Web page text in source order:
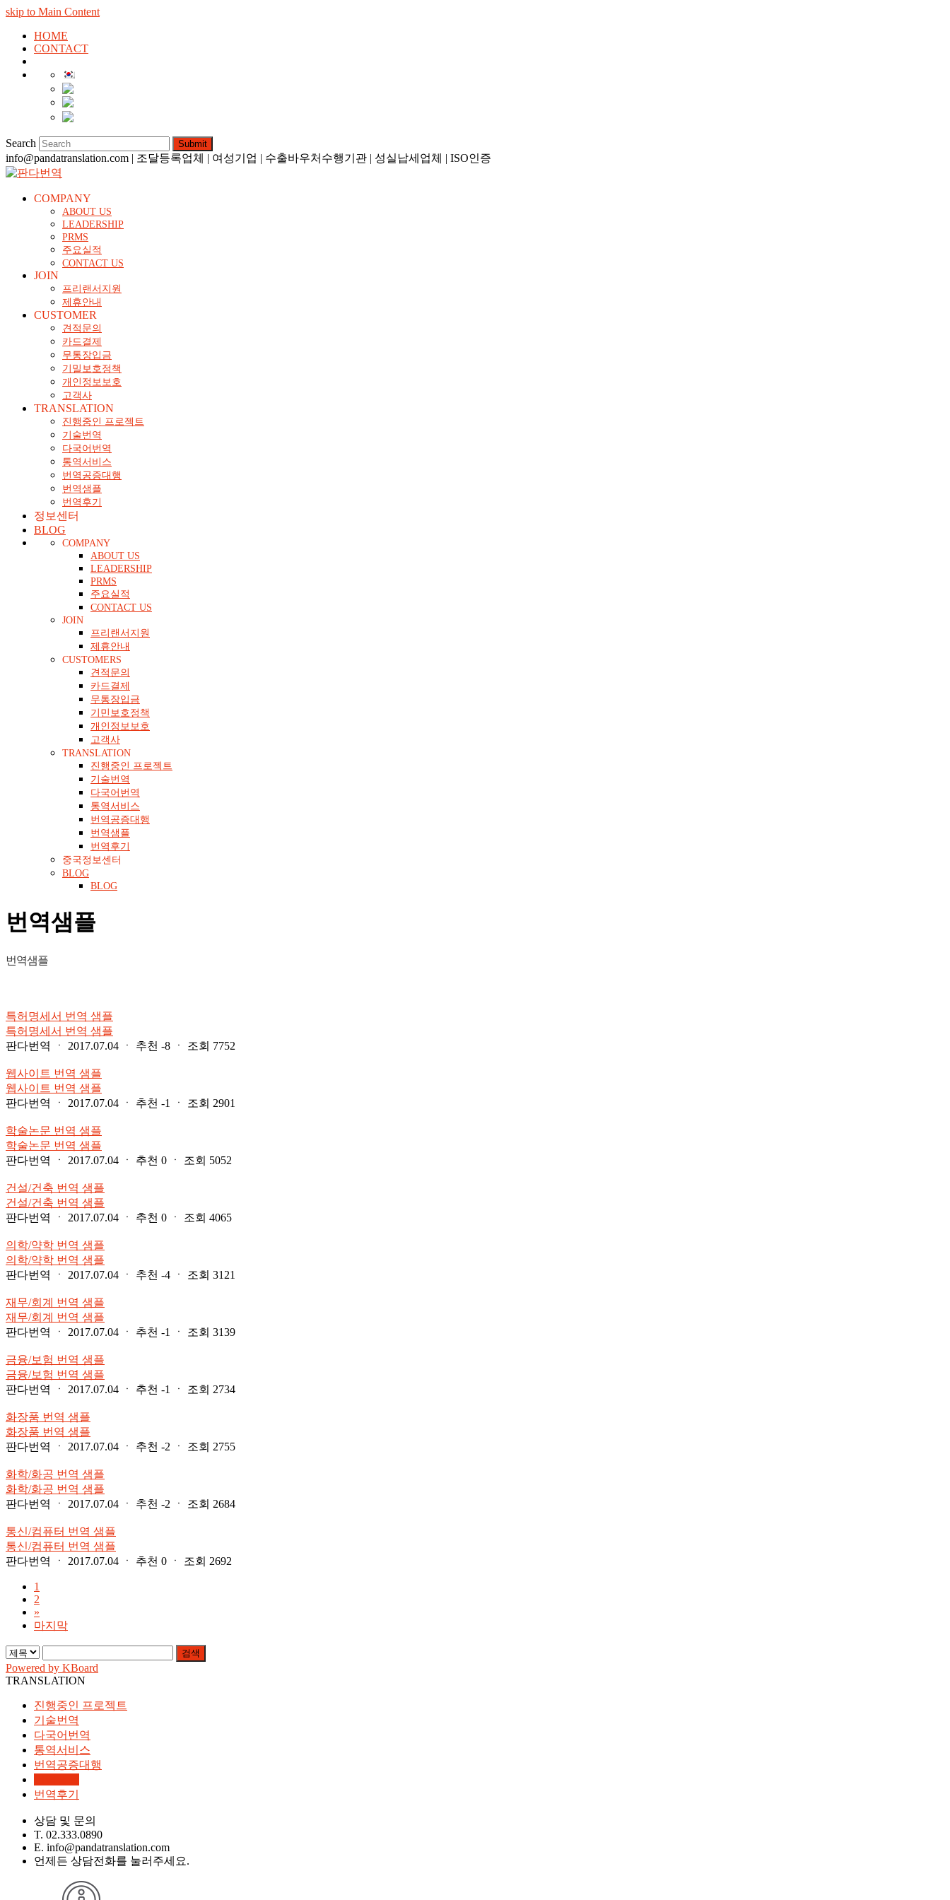
skip to Main Content
HOME
CONTACT
Search Submit
info@pandatranslation.com | 조달등록업체 | 여성기업 | 수출바우처수행기관 | 성실납세업체 | ISO인증
COMPANY
ABOUT US
LEADERSHIP
PRMS
주요실적
CONTACT US
JOIN
프리랜서지원
제휴안내
CUSTOMER
견적문의
카드결제
무통장입금
기밀보호정책
개인정보보호
고객사
TRANSLATION
진행중인 프로젝트
기술번역
다국어번역
통역서비스
번역공증대행
번역샘플
번역후기
정보센터
BLOG
COMPANY
ABOUT US
LEADERSHIP
PRMS
주요실적
CONTACT US
JOIN
프리랜서지원
제휴안내
CUSTOMERS
견적문의
카드결제
무통장입금
기민보호정책
개인정보보호
고객사
TRANSLATION
진행중인 프로젝트
기술번역
다국어번역
통역서비스
번역공증대행
번역샘플
번역후기
중국정보센터
BLOG
BLOG
번역샘플
번역샘플
특허명세서 번역 샘플
특허명세서 번역 샘플
판다번역
ㆍ 2017.07.04 ㆍ 추천 -8 ㆍ 조회 7752
웹사이트 번역 샘플
웹사이트 번역 샘플
판다번역
ㆍ 2017.07.04 ㆍ 추천 -1 ㆍ 조회 2901
학술논문 번역 샘플
학술논문 번역 샘플
판다번역
ㆍ 2017.07.04 ㆍ 추천 0 ㆍ 조회 5052
건설/건축 번역 샘플
건설/건축 번역 샘플
판다번역
ㆍ 2017.07.04 ㆍ 추천 0 ㆍ 조회 4065
의학/약학 번역 샘플
의학/약학 번역 샘플
판다번역
ㆍ 2017.07.04 ㆍ 추천 -4 ㆍ 조회 3121
재무/회계 번역 샘플
재무/회계 번역 샘플
판다번역
ㆍ 2017.07.04 ㆍ 추천 -1 ㆍ 조회 3139
금융/보험 번역 샘플
금융/보험 번역 샘플
판다번역
ㆍ 2017.07.04 ㆍ 추천 -1 ㆍ 조회 2734
화장품 번역 샘플
화장품 번역 샘플
판다번역
ㆍ 2017.07.04 ㆍ 추천 -2 ㆍ 조회 2755
화학/화공 번역 샘플
화학/화공 번역 샘플
판다번역
ㆍ 2017.07.04 ㆍ 추천 -2 ㆍ 조회 2684
통신/컴퓨터 번역 샘플
통신/컴퓨터 번역 샘플
판다번역
ㆍ 2017.07.04 ㆍ 추천 0 ㆍ 조회 2692
1
2
»
마지막
검색
Powered by KBoard
TRANSLATION
진행중인 프로젝트
기술번역
다국어번역
통역서비스
번역공증대행
번역후기
상담 및 문의
T. 02.333.0890
E. info@pandatranslation.com
언제든 상담전화를 눌러주세요.